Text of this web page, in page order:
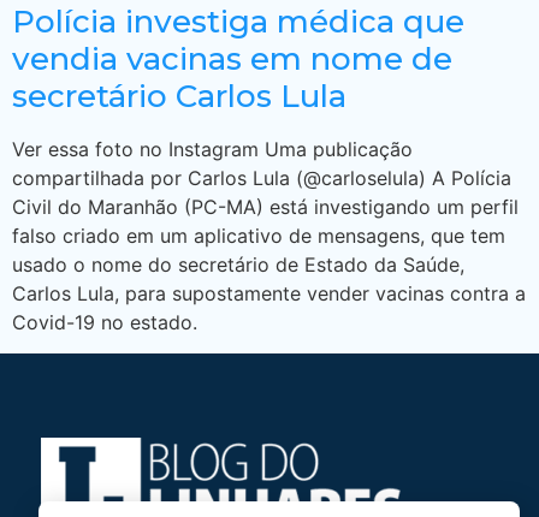
Polícia investiga médica que
vendia vacinas em nome de
secretário Carlos Lula
Ver essa foto no Instagram Uma publicação
compartilhada por Carlos Lula (@carloselula) A Polícia
Civil do Maranhão (PC-MA) está investigando um perfil
falso criado em um aplicativo de mensagens, que tem
usado o nome do secretário de Estado da Saúde,
Carlos Lula, para supostamente vender vacinas contra a
Covid-19 no estado.